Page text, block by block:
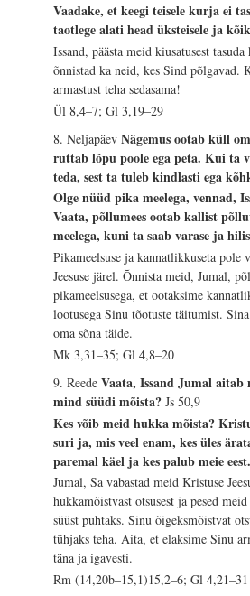
Vaadake, et keegi teisele kurja ei
taotlege alati head üksteisele ja
Issand, päästa meid kiusatusest
õnnistad ka neid, kes Sind põlgavad.
armastust teha sedasama!
Ül 8,4–7; Gl 3,19–29
8. NeljapäevNägemus ootab küll
ruttab lõpu poole ega peta. Kui ta
teda, sest ta tuleb kindlasti ega
Olge nüüd pika meelega, vennad,
Vaata, põllumees ootab kallist
meelega, kuni ta saab varase ja
Pikameelsuse ja kannatlikkuseta pole
Jeesuse järel. Õnnista meid, Jumal,
pikameelsusega, et ootaksime
lootusega Sinu tõotuste täitumist.
oma sõna täide.
Mk 3,31–35; Gl 4,8–20
9. ReedeVaata, Issand Jumal
mind süüdi mõista?Js 50,9
Kes võib meid hukka mõista?
suri ja, mis veel enam, kes üles
paremal käel ja kes palub meie
Jumal, Sa vabastad meid Kristuse
hukkamõistvast otsusest ja pesed
süüst puhtaks. Sinu õigeksmõistvat
tühjaks teha. Aita, et elaksime Sinu
täna ja igavesti.
Rm (14,20b–15,1)15,2–6; Gl 4,21–31